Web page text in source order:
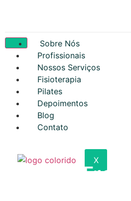
Sobre Nós
Profissionais
Nossos Serviços
Fisioterapia
Pilates
Depoimentos
Blog
Contato
X
Como Tratar